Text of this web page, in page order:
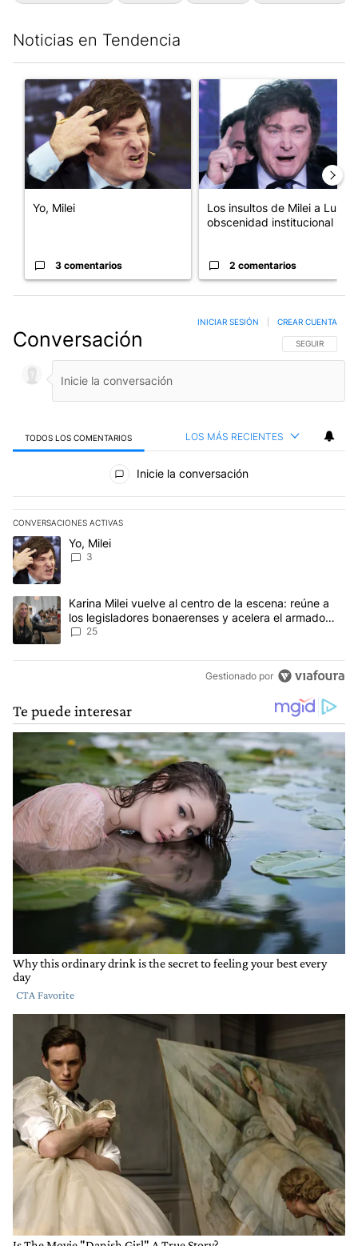
Noticias en Tendencia
Un artículo de tendencia con el título "Yo, Milei" con 3
Yo, Milei
3 comentarios
Un artículo de tendencia con
Los insultos de Milei a Lula:
obscenidad institucional
2 comentarios
Conversación SIGA ESTA
SEGUIR
INICIAR SESIÓN CREAR CUENTA
TODOS LOS COMENTARIOS LOS MÁS RECIENTES
Todos los comentarios
Inicie la conversación
CONVERSACIONES ACTIVAS
Este listado muestra los artículos con más comentarios en los
Un artículo de tendencia con el título "Yo, Milei" con 3
Yo, Milei
3
Un artículo de tendencia con el título "Karina Milei vuelve al
Karina Milei vuelve al centro de la escena: reúne a
los legisladores bonaerenses y acelera el armado
para 2027
25
Gestionado por